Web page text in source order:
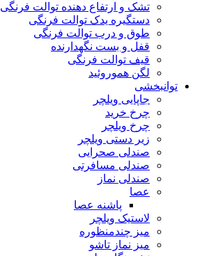
تشک و ارتفاع دهنده توالت فرنگی
دستگیره یدک توالت فرنگی
طوق و درب توالت فرنگی
قفل و بست نگهدارنده
قیف توالت فرنگی
لگن هموروئید
توانبخشی
جاپایی ویلچر
چرخ خرید
چرخ ویلچر
زیر دستی ویلچر
صندلی صحرایی
صندلی مسافرتی
صندلی نماز
عصا
پاشنه عصا
لاستیک ویلچر
میز چندمنظوره
میز نماز تاشو